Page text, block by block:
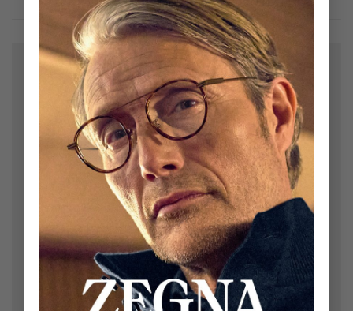
Bir yanıt yazın
E-posta adresiniz yayınlanmayacak. Gerekli alanlar
ile işaretlenmişlerdir
Yorum*